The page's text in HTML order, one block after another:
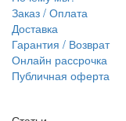
Заказ / Оплата
Доставка
Гарантия / Возврат
Онлайн рассрочка
Публичная оферта